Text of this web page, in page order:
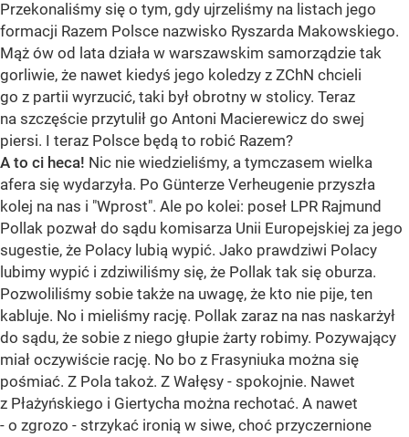
Przekonaliśmy się o tym, gdy ujrzeliśmy na listach jego
formacji Razem Polsce nazwisko Ryszarda Makowskiego.
Mąż ów od lata działa w warszawskim samorządzie tak
gorliwie, że nawet kiedyś jego koledzy z ZChN chcieli
go z partii wyrzucić, taki był obrotny w stolicy. Teraz
na szczęście przytulił go Antoni Macierewicz do swej
piersi. I teraz Polsce będą to robić Razem?
A to ci heca! Nic nie wiedzieliśmy, a tymczasem wielka
afera się wydarzyła. Po Günterze Verheugenie przyszła
kolej na nas i "Wprost". Ale po kolei: poseł LPR Rajmund
Pollak pozwał do sądu komisarza Unii Europejskiej za jego
sugestie, że Polacy lubią wypić. Jako prawdziwi Polacy
lubimy wypić i zdziwiliśmy się, że Pollak tak się oburza.
Pozwoliliśmy sobie także na uwagę, że kto nie pije, ten
kabluje. No i mieliśmy rację. Pollak zaraz na nas naskarżył
do sądu, że sobie z niego głupie żarty robimy. Pozywający
miał oczywiście rację. No bo z Frasyniuka można się
pośmiać. Z Pola takoż. Z Wałęsy - spokojnie. Nawet
z Płażyńskiego i Giertycha można rechotać. A nawet
- o zgrozo - strzykać ironią w siwe, choć przyczernione